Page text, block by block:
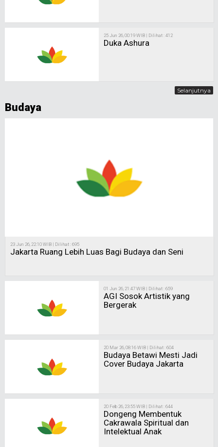
25 Jun 26, 00:19 WIB | Dilihat : 412
Duka Ashura
Selanjutnya
Budaya
23 Jun 26, 22:10 WIB | Dilihat : 695
Jakarta Ruang Lebih Luas Bagi Budaya dan Seni
01 Jun 26, 21:47 WIB | Dilihat : 659
AGI Sosok Artistik yang
Bergerak
20 Mar 26, 08:16 WIB | Dilihat : 604
Budaya Betawi Mesti Jadi
Cover Budaya Jakarta
20 Feb 26, 23:55 WIB | Dilihat : 644
Dongeng Membentuk
Cakrawala Spiritual dan
Intelektual Anak